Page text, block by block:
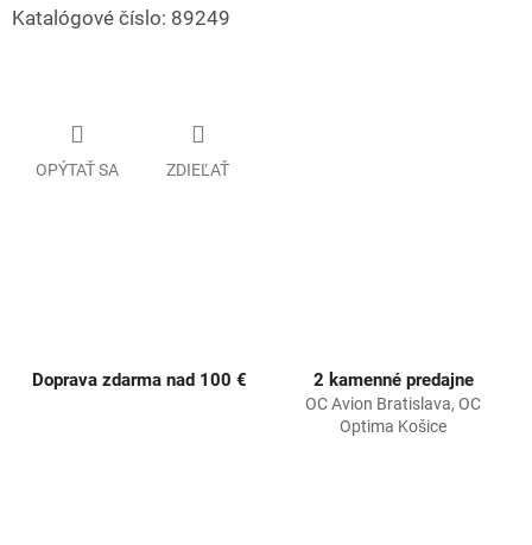
Katalógové číslo: 89249
OPÝTAŤ SA ZDIEĽAŤ
Doprava zdarma nad 100 € 2 kamenné predajne
OC Avion Bratislava, OC
Optima Košice